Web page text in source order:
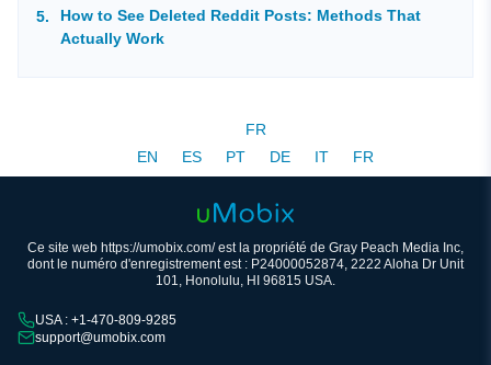
How to See Deleted Reddit Posts: Methods That
Actually Work
FR
EN
ES PT DE IT FR
Ce site web https://umobix.com/ est la propriété de Gray Peach Media Inc,
dont le numéro d'enregistrement est : P24000052874, 2222 Aloha Dr Unit
101, Honolulu, HI 96815 USA.
USA : +1-470-809-9285
support@umobix.com